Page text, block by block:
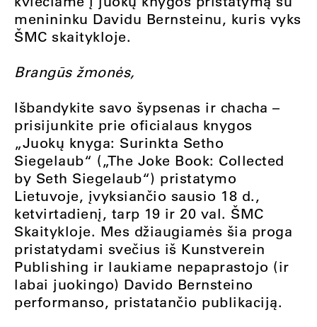
menininku Davidu Bernsteinu, kuris vyks
ŠMC skaitykloje.
Brangūs žmonės,
Išbandykite savo šypsenas ir chacha –
prisijunkite prie oficialaus knygos
„Juokų knyga: Surinkta Setho
Siegelaub“ („The Joke Book: Collected
by Seth Siegelaub“) pristatymo
Lietuvoje, įvyksiančio sausio 18 d.,
ketvirtadienį, tarp 19 ir 20 val. ŠMC
Skaitykloje. Mes džiaugiamės šia proga
pristatydami svečius iš Kunstverein
Publishing ir laukiame nepaprastojo (ir
labai juokingo) Davido Bernsteino
performanso, pristatančio publikaciją.